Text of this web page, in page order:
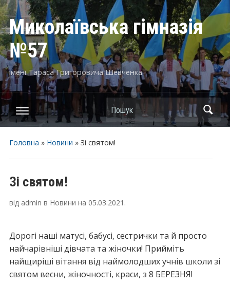
Миколаївська гімназія
№57
імені Тараса Григоровича Шевченка
Пошук
Головна » Новини » Зі святом!
Зі святом!
від admin в Новини на 05.03.2021 .
Дорогі наші матусі, бабусі, сестрички та й просто
найчарівніші дівчата та жіночки! Прийміть
найщиріші вітання від наймолодших учнів школи зі
святом весни, жіночності, краси, з 8 БЕРЕЗНЯ!